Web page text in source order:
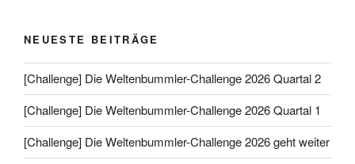
NEUESTE BEITRÄGE
[Challenge] Die Weltenbummler-Challenge 2026 Quartal 2
[Challenge] Die Weltenbummler-Challenge 2026 Quartal 1
[Challenge] Die Weltenbummler-Challenge 2026 geht weiter